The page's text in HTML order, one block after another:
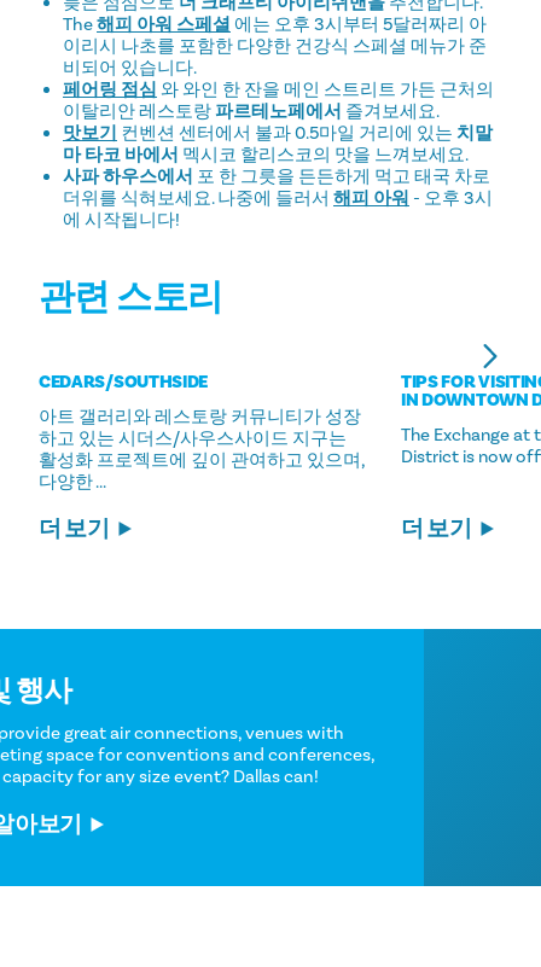
The해피 아워 스페셜 에는 오후 3시부터 5달러짜리 아
이리시 나초를 포함한 다양한 건강식 스페셜 메뉴가 준
비되어 있습니다.
페어링 점심 와 와인 한 잔을 메인 스트리트 가든 근처의
이탈리안 레스토랑파르테노페에서 즐겨보세요.
맛보기 컨벤션 센터에서 불과 0.5마일 거리에 있는 치말
마 타코 바에서 멕시코 할리스코의 맛을 느껴보세요.
사파 하우스에서 포 한 그릇을 든든하게 먹고 태국 차로
더위를 식혀보세요. 나중에 들러서 해피 아워 - 오후 3시
에 시작됩니다!
관련 스토리
CEDARS/​SOUTHSIDE
아트 갤러리와 레스토랑 커뮤니티가 성장
하고 있는 시더스/사우스사이드 지구는
활성화 프로젝트에 깊이 관여하고 있으며,
다양한 ...
더 보기
TIPS FOR
IN DOWNTOWN
The Exchange at
District is now
더 보기
회의 및 행사
Who can provide great air connections, venues with
ample meeting space for conventions and conferences,
and hotel capacity for any size event? Dallas can!
자세히 알아보기